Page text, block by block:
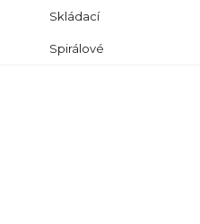
Skládací
Spirálové